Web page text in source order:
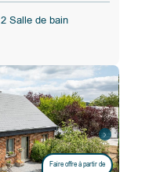
2 Salle de bain
Faire offre à partir de